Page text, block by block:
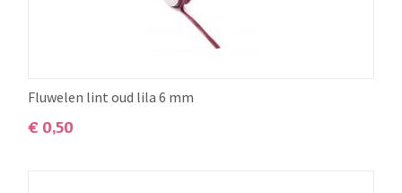
Fluwelen lint oud lila 6 mm
€ 0,50